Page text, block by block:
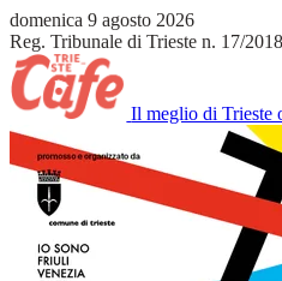
domenica 9 agosto 2026
Reg. Tribunale di Trieste n. 17/2018
Il meglio di Trieste